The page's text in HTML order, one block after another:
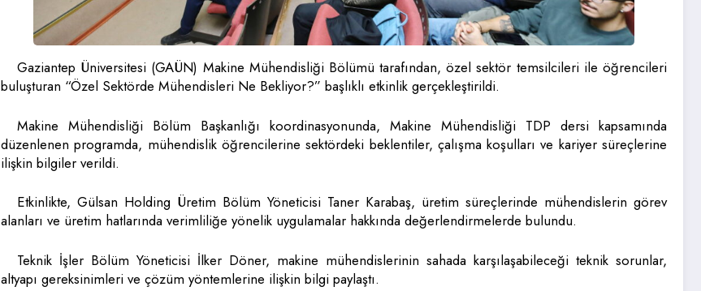
Gaziantep Üniversitesi (GAÜN) Makine Mühendisliği Bölümü tarafından, özel sektör temsilcileri ile öğrencileri
buluşturan “Özel Sektörde Mühendisleri Ne Bekliyor?” başlıklı etkinlik gerçekleştirildi.
Makine Mühendisliği Bölüm Başkanlığı koordinasyonunda, Makine Mühendisliği TDP dersi kapsamında
düzenlenen programda, mühendislik öğrencilerine sektördeki beklentiler, çalışma koşulları ve kariyer süreçlerine
ilişkin bilgiler verildi.
Etkinlikte, Gülsan Holding Üretim Bölüm Yöneticisi Taner Karabaş, üretim süreçlerinde mühendislerin görev
alanları ve üretim hatlarında verimliliğe yönelik uygulamalar hakkında değerlendirmelerde bulundu.
Teknik İşler Bölüm Yöneticisi İlker Döner, makine mühendislerinin sahada karşılaşabileceği teknik sorunlar,
altyapı gereksinimleri ve çözüm yöntemlerine ilişkin bilgi paylaştı.